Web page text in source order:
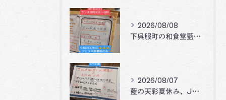
2026/08/08
下呉服町の和食堂藍の天彩です。
2026/08/07
藍の天彩夏休み、Jリーグ開幕企画‼️🐝🐝🐝